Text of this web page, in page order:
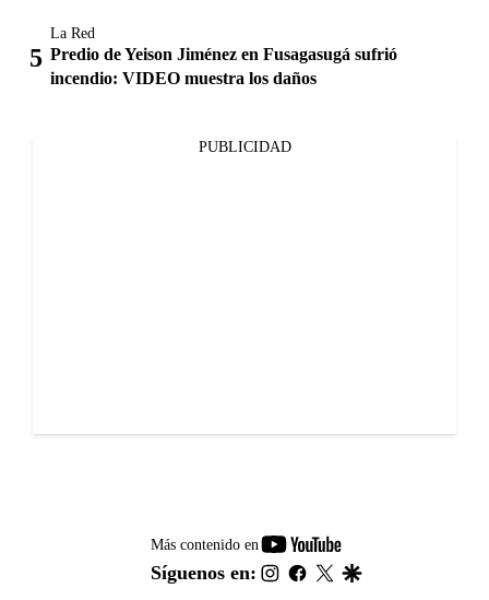
La Red
Predio de Yeison Jiménez en Fusagasugá sufrió
incendio: VIDEO muestra los daños
PUBLICIDAD
Más contenido en
youtube-
footer
Síguenos en: instagram
facebook
twitter